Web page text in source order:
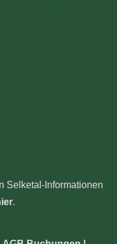
Selketal-Informationen
.